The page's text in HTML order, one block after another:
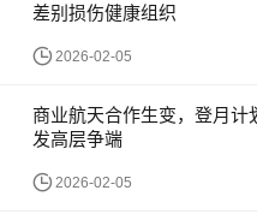
差别损伤健康组织
2026-02-05
商业航天合作生变，登月计
发高层争端
2026-02-05